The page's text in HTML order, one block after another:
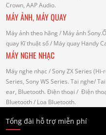
Crown, AAP Audio.
MÁY ẢNH, MÁY QUAY
Máy ảnh theo hãng / Máy ảnh
quay Kĩ thuật số/ Máy quay Handy
MÁY NGHE NHẠC
Máy nghe nhạc / Sony ZX Series (Hi-
Series, Sony WS Series. Tai nghe/
ear, Bluetooth. Điện thoại / Điện
Bluetooth/ Loa Bluetooth.
Tổng đài hỗ trợ miễn phí